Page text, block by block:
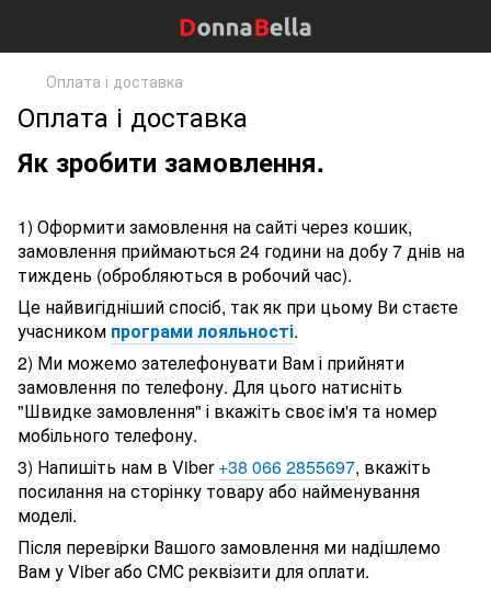
Оплата і доставка
Оплата і доставка
Як зробити замовлення.
1) Оформити замовлення на сайті через кошик,
замовлення приймаються 24 години на добу 7 днів на
тиждень (обробляються в робочий час).
Це найвигідніший спосіб, так як при цьому Ви стаєте
учасником програми лояльності.
2) Ми можемо зателефонувати Вам і прийняти
замовлення по телефону. Для цього натисніть
"Швидке замовлення" і вкажіть своє ім'я та номер
мобільного телефону.
3) Напишіть нам в Viber+38 066 2855697, вкажіть
посилання на сторінку товару або найменування
моделі.
Після перевірки Вашого замовлення ми надішлемо
Вам у Viber або СМС реквізити для оплати.